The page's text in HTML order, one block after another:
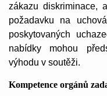
zákazu diskriminace,
požadavku na
poskytovaných
nabídky mohou
výhodu v soutěži.
Kompetence orgánů